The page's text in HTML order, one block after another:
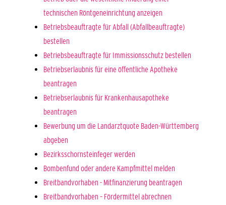
technischen Röntgeneinrichtung anzeigen
Betriebsbeauftragte für Abfall (Abfallbeauftragte)
bestellen
Betriebsbeauftragte für Immissionsschutz bestellen
Betriebserlaubnis für eine öffentliche Apotheke
beantragen
Betriebserlaubnis für Krankenhausapotheke
beantragen
Bewerbung um die Landarztquote Baden-Württemberg
abgeben
Bezirksschornsteinfeger werden
Bombenfund oder andere Kampfmittel melden
Breitbandvorhaben - Mitfinanzierung beantragen
Breitbandvorhaben – Fördermittel abrechnen